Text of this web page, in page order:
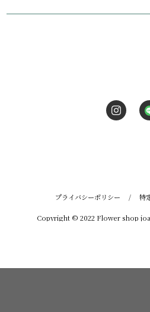
プライバシーポリシー / 特
Copyright © 2022 Flower shop